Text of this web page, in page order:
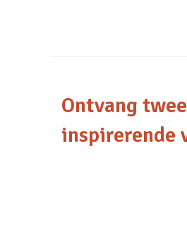
Ontvang
inspirerende